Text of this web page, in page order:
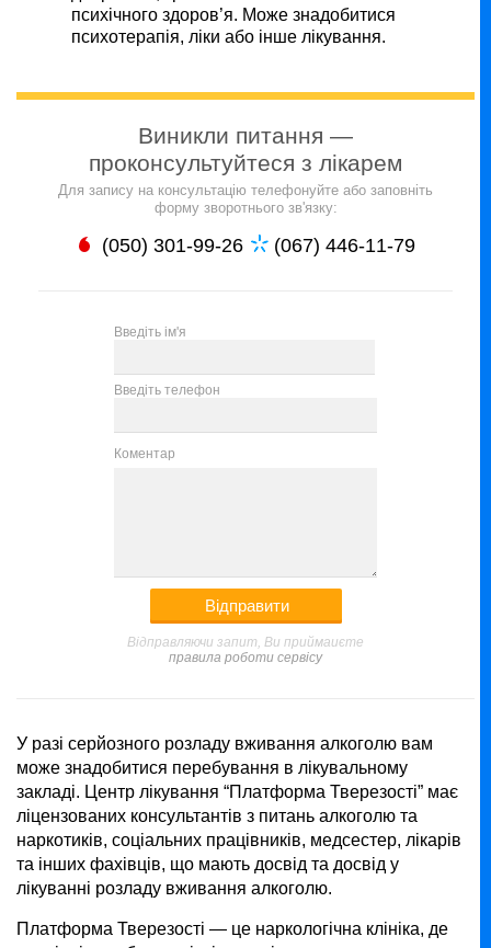
психічного здоров’я. Може знадобитися
психотерапія, ліки або інше лікування.
Виникли питання —
проконсультуйтеся з лікарем
Для запису на консультацію телефонуйте або заповніть
форму зворотнього зв'язку:
(050) 301-99-26 (067) 446-11-79
Введіть ім'я
Введіть телефон
Коментар
Відправляючи запит, Ви приймаиєте
правила роботи сервісу
У разі серйозного розладу вживання алкоголю вам
може знадобитися перебування в лікувальному
закладі. Центр лікування “Платформа Тверезості” має
ліцензованих консультантів з питань алкоголю та
наркотиків, соціальних працівників, медсестер, лікарів
та інших фахівців, що мають досвід та досвід у
лікуванні розладу вживання алкоголю.
Платформа Тверезості — це наркологічна клініка, де